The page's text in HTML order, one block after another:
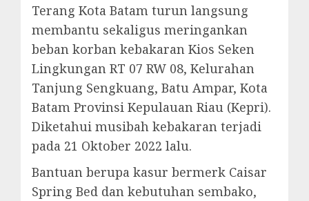
Terang Kota Batam turun langsung
membantu sekaligus meringankan
beban korban kebakaran Kios Seken
Lingkungan RT 07 RW 08, Kelurahan
Tanjung Sengkuang, Batu Ampar, Kota
Batam Provinsi Kepulauan Riau (Kepri).
Diketahui musibah kebakaran terjadi
pada 21 Oktober 2022 lalu.
Bantuan berupa kasur bermerk Caisar
Spring Bed dan kebutuhan sembako,